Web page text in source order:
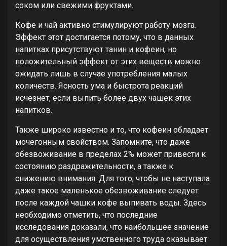
соком или свежими фруктами.
Кофе и чай активно стимулируют работу мозга.
Эффект этот достигается потому, что в данных
напитках присутствуют танин и кофеин, но
положительный эффект от этих веществ можно
ожидать лишь в случае употребления малых
количеств. Ясность ума и быстрота реакций
исчезнет, если выпить более двух чашек этих
напитков.
Также широко известно и то, что кофеин обладает
мочегонным свойством. Запомните, что даже
обезвоживание в пределах 2% может привести к
состоянию раздражительности, а также к
снижению внимания. Для того, чтобы не наступала
даже такое маленькое обезвоживание следует
после каждой чашки кофе выпивать воды. Здесь
необходимо отметить, что последние
исследования доказали, что наибольшее значение
для осуществления умственного труда оказывает